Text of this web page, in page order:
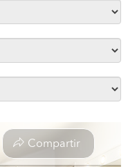
Compartir